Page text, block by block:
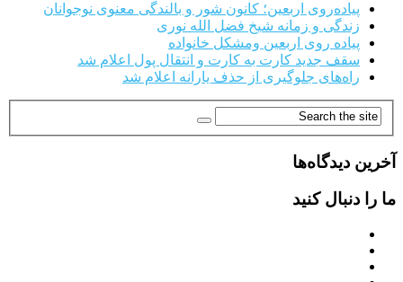
پیاده‌روی اربعین؛ کانون شور و بالندگی معنوی نوجوانان
زندگی و زمانه شیخ فضل الله نوری
پیاده روی اربعین ومشکل خانواده
سقف جدید کارت به کارت و انتقال پول اعلام شد
راه‌های جلوگیری از حذف یارانه اعلام شد
آخرین دیدگاه‌ها
ما را دنبال کنید